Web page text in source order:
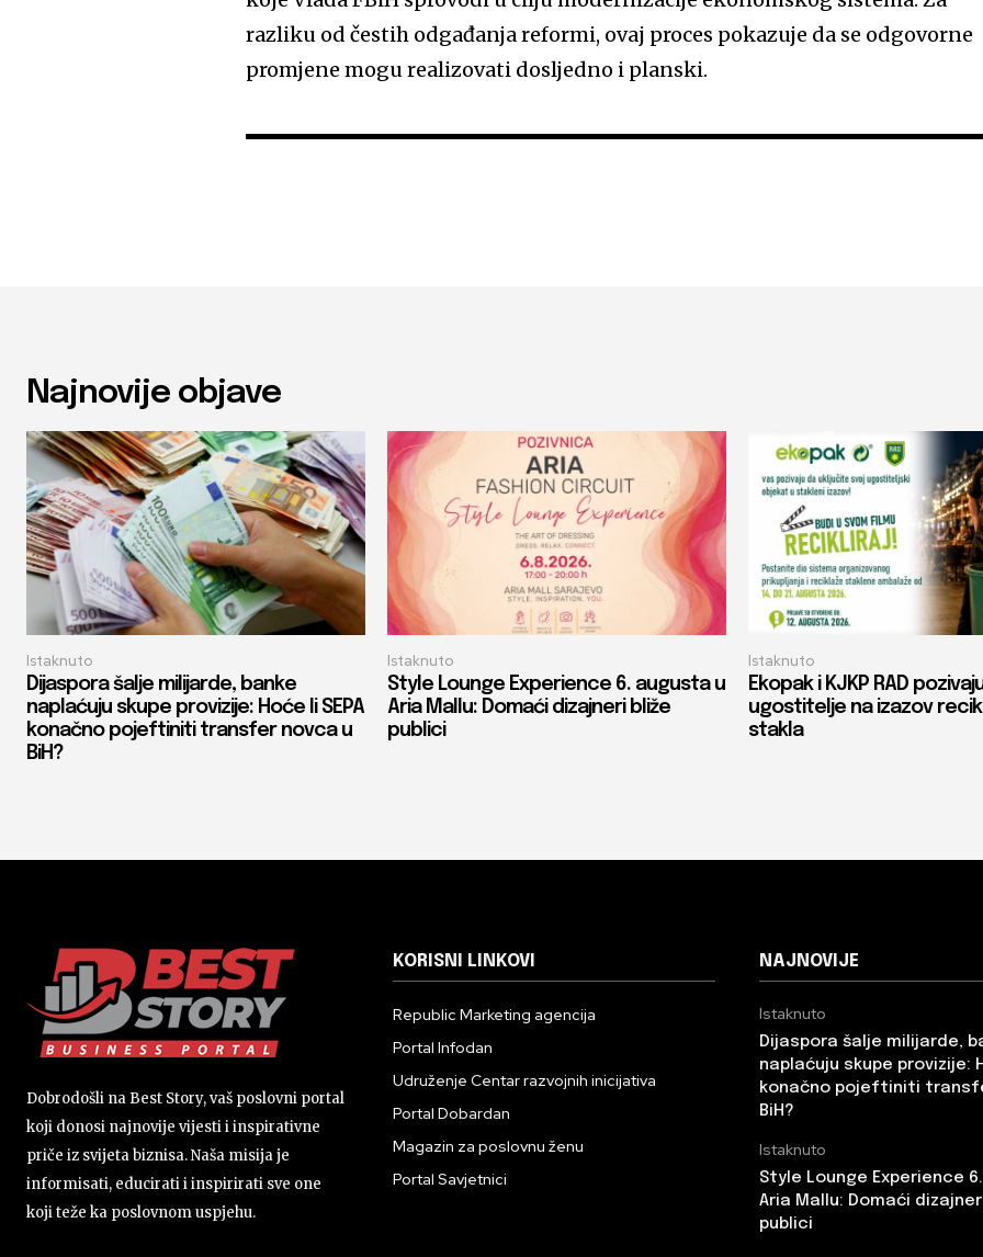
razliku od čestih odgađanja reformi, ovaj proces pokazuje da se odgovorne
promjene mogu realizovati dosljedno i planski.
Najnovije objave
Istaknuto
Dijaspora šalje milijarde, banke
naplaćuju skupe provizije: Hoće li SEPA
konačno pojeftiniti transfer novca u
BiH?
Istaknuto
Style Lounge Experience 6. augusta u
Aria Mallu: Domaći dizajneri bliže
publici
Istaknuto
Ekopak i KJKP RAD
ugostitelje na izazov
stakla
Dobrodošli na Best Story, vaš poslovni portal
koji donosi najnovije vijesti i inspirativne
priče iz svijeta biznisa. Naša misija je
informisati, educirati i inspirirati sve one
koji teže ka poslovnom uspjehu.
KORISNI LINKOVI
Republic Marketing agencija
Portal Infodan
Udruženje Centar razvojnih inicijativa
Portal Dobardan
Magazin za poslovnu ženu
Portal Savjetnici
NAJNOVIJE
Istaknuto
Dijaspora šalje milijarde,
naplaćuju skupe provizije:
konačno pojeftiniti
BiH?
Istaknuto
Style Lounge Experience
Aria Mallu: Domaći
publici